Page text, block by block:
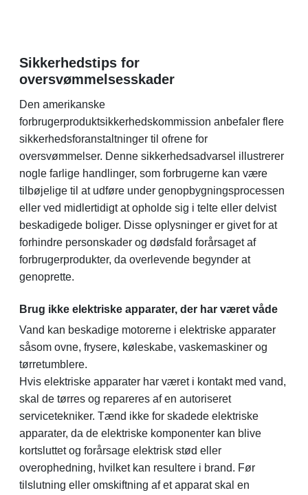
Sikkerhedstips for
oversvømmelsesskader
Den amerikanske
forbrugerproduktsikkerhedskommission anbefaler flere
sikkerhedsforanstaltninger til ofrene for
oversvømmelser. Denne sikkerhedsadvarsel illustrerer
nogle farlige handlinger, som forbrugerne kan være
tilbøjelige til at udføre under genopbygningsprocessen
eller ved midlertidigt at opholde sig i telte eller delvist
beskadigede boliger. Disse oplysninger er givet for at
forhindre personskader og dødsfald forårsaget af
forbrugerprodukter, da overlevende begynder at
genoprette.
Brug ikke elektriske apparater, der har været våde
Vand kan beskadige motorerne i elektriske apparater
såsom ovne, frysere, køleskabe, vaskemaskiner og
tørretumblere.
Hvis elektriske apparater har været i kontakt med vand,
skal de tørres og repareres af en autoriseret
servicetekniker. Tænd ikke for skadede elektriske
apparater, da de elektriske komponenter kan blive
kortsluttet og forårsage elektrisk stød eller
overophedning, hvilket kan resultere i brand. Før
tilslutning eller omskiftning af et apparat skal en